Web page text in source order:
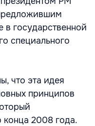
в государственной
специального
что эта идея
принципов
конца 2008 года.